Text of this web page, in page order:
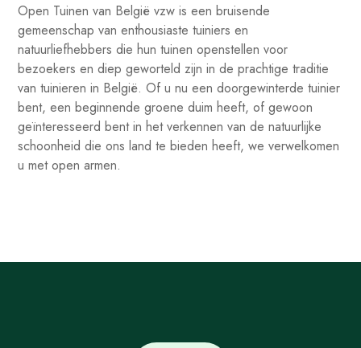
Open Tuinen van België vzw is een bruisende
gemeenschap van enthousiaste tuiniers en
natuurliefhebbers die hun tuinen openstellen voor
bezoekers en diep geworteld zijn in de prachtige traditie
van tuinieren in België. Of u nu een doorgewinterde tuinier
bent, een beginnende groene duim heeft, of gewoon
geïnteresseerd bent in het verkennen van de natuurlijke
schoonheid die ons land te bieden heeft, we verwelkomen
u met open armen.